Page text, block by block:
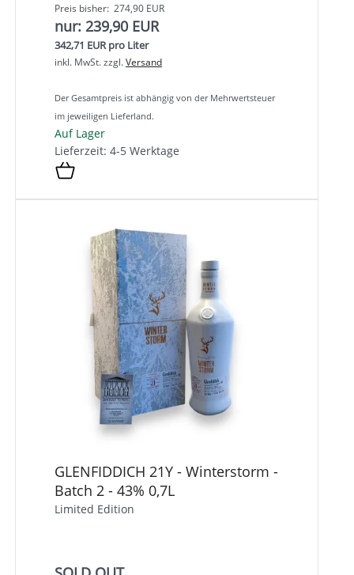
Preis bisher: 274,90 EUR
nur: 239,90 EUR
342,71 EUR pro Liter
inkl. MwSt.zzgl.Versand
Der Gesamtpreis ist abhängig von der Mehrwertsteuer
im jeweiligen Lieferland.
Auf Lager
Lieferzeit: 4-5 Werktage
GLENFIDDICH 21Y - Winterstorm -
Batch 2 - 43% 0,7L
Limited Edition